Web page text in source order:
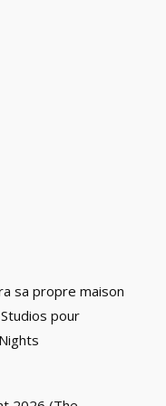
sa propre maison
pour